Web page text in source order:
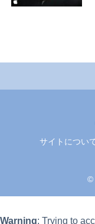
サイトについ
©
Warning: Trying to